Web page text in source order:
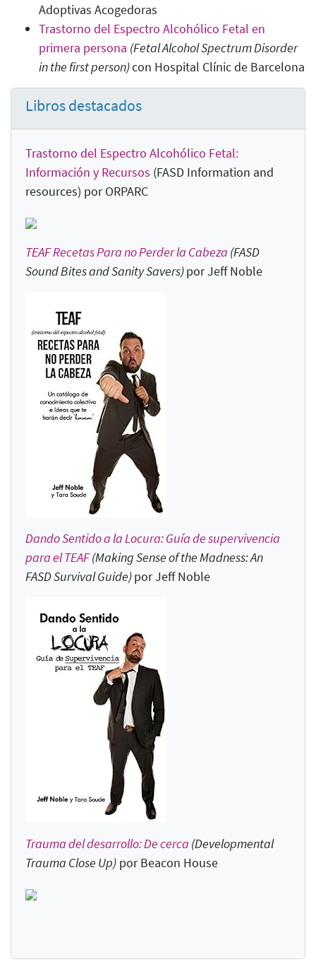
Adoptivas Acogedoras
Trastorno del Espectro Alcohólico Fetal en
primera persona (Fetal Alcohol Spectrum Disorder
in the first person)con Hospital Clínic de Barcelona
Libros destacados
Trastorno del Espectro Alcohólico Fetal:
Información y Recursos (FASD Information and
resources) por ORPARC
TEAF Recetas Para no Perder la Cabeza (FASD
Sound Bites and Sanity Savers)por Jeff Noble
Dando Sentido a la Locura: Guía de supervivencia
para el TEAF(Making Sense of the Madness: An
FASD Survival Guide)por Jeff Noble
Trauma del desarrollo: De cerca (Developmental
Trauma Close Up) por Beacon House